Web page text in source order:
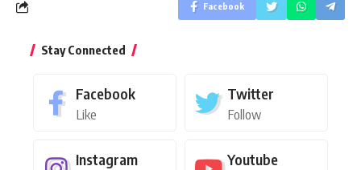
Facebook
Stay Connected
Facebook
Like
Twitter
Follow
Instagram Youtube